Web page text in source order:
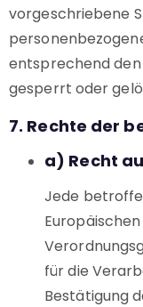
vorgeschriebene
entsprechend
gesperrt oder
7. Rechte der
a) Recht
Jede
für die
Bestätigung